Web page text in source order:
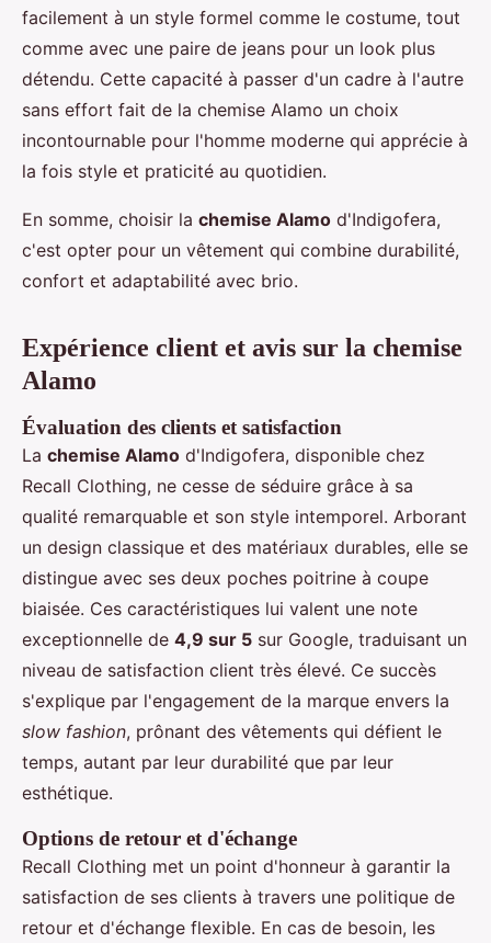
facilement à un style formel comme le costume, tout
comme avec une paire de jeans pour un look plus
détendu. Cette capacité à passer d'un cadre à l'autre
sans effort fait de la chemise Alamo un choix
incontournable pour l'homme moderne qui apprécie à
la fois style et praticité au quotidien.
En somme, choisir la chemise Alamo d'Indigofera,
c'est opter pour un vêtement qui combine durabilité,
confort et adaptabilité avec brio.
Expérience client et avis sur la chemise
Alamo
Évaluation des clients et satisfaction
La chemise Alamo d'Indigofera, disponible chez
Recall Clothing, ne cesse de séduire grâce à sa
qualité remarquable et son style intemporel. Arborant
un design classique et des matériaux durables, elle se
distingue avec ses deux poches poitrine à coupe
biaisée. Ces caractéristiques lui valent une note
exceptionnelle de 4,9 sur 5 sur Google, traduisant un
niveau de satisfaction client très élevé. Ce succès
s'explique par l'engagement de la marque envers la
slow fashion, prônant des vêtements qui défient le
temps, autant par leur durabilité que par leur
esthétique.
Options de retour et d'échange
Recall Clothing met un point d'honneur à garantir la
satisfaction de ses clients à travers une politique de
retour et d'échange flexible. En cas de besoin, les